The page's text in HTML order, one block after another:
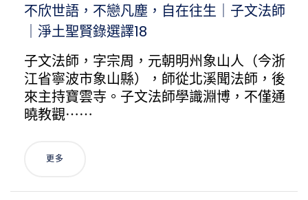
不欣世語，不戀凡塵，自在往生｜子文法師
｜淨土聖賢錄選譯18
子文法師，字宗周，元朝明州象山人（今浙
江省寧波市象山縣），師從北溪聞法師，後
來主持寶雲寺。子文法師學識淵博，不僅通
曉教觀⋯⋯
更多